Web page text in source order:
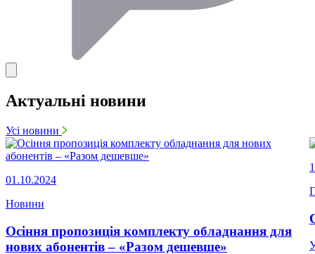
Актуальні новини
Усі новини
01.10.2024
Новини
Осіння пропозиція комплекту обладнання для
нових абонентів – «Разом дешевше»